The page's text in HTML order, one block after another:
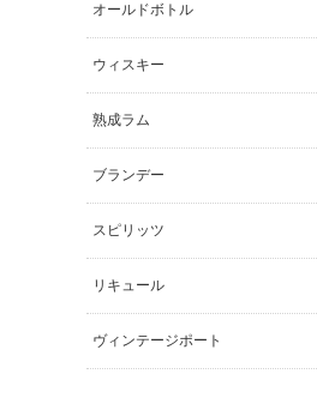
オールドボトル
ウィスキー
熟成ラム
ブランデー
スピリッツ
リキュール
ヴィンテージポート